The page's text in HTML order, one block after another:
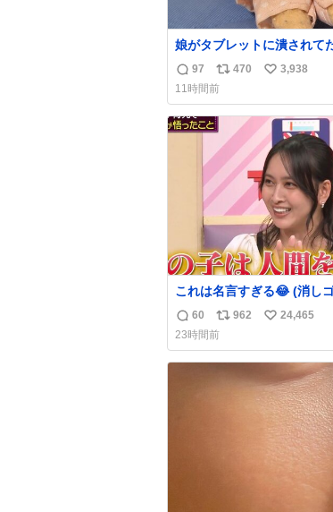
娘がタブレットに潰されて
った。 旦那だけは娘の波長
声出せずともSOSが伝わっ
旦那が救出して、泣きじゃ
って抱きしめようとしたら
まった。3回ほど。 小さい
痛い。 その後、娘は旦那に
返
信
数
97
リ
ポ
ス
ト
数
470
い
ね
数
3,938
11時間前
これは名言すぎる😂 (消し
を思い出しながら)
返
信
数
60
リ
ポ
ス
ト
962
い
ね
数
24,465
23時間前